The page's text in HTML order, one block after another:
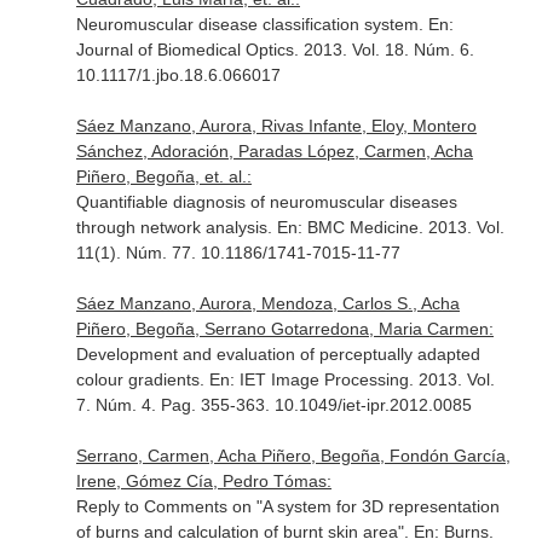
Neuromuscular disease classification system. En:
Journal of Biomedical Optics. 2013. Vol. 18. Núm. 6.
10.1117/1.jbo.18.6.066017
Sáez Manzano, Aurora, Rivas Infante, Eloy, Montero
Sánchez, Adoración, Paradas López, Carmen, Acha
Piñero, Begoña, et. al.:
Quantifiable diagnosis of neuromuscular diseases
through network analysis. En: BMC Medicine. 2013. Vol.
11(1). Núm. 77. 10.1186/1741-7015-11-77
Sáez Manzano, Aurora, Mendoza, Carlos S., Acha
Piñero, Begoña, Serrano Gotarredona, Maria Carmen:
Development and evaluation of perceptually adapted
colour gradients. En: IET Image Processing . 2013. Vol.
7. Núm. 4. Pag. 355-363. 10.1049/iet-ipr.2012.0085
Serrano, Carmen, Acha Piñero, Begoña, Fondón García,
Irene, Gómez Cía, Pedro Tómas:
Reply to Comments on "A system for 3D representation
of burns and calculation of burnt skin area". En: Burns.